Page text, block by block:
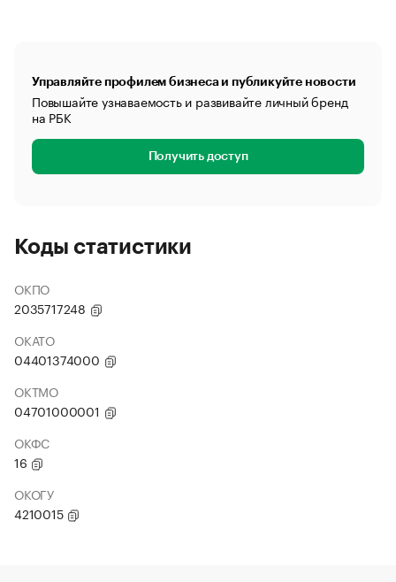
Управляйте профилем бизнеса и публикуйте новости
Повышайте узнаваемость и развивайте личный бренд
на РБК
Получить доступ
Коды статистики
ОКПО
2035717248
ОКАТО
04401374000
ОКТМО
04701000001
ОКФС
16
ОКОГУ
4210015